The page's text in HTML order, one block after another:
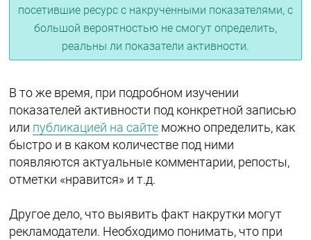
посетившие ресурс с накрученными показателями, с
большой вероятностью не смогут определить,
реальны ли показатели активности.
В то же время, при подробном изучении
показателей активности под конкретной записью
или публикацией на сайте можно определить, как
быстро и в каком количестве под ними
появляются актуальные комментарии, репосты,
отметки «нравится» и т.д.
Другое дело, что выявить факт накрутки могут
рекламодатели. Необходимо понимать, что при